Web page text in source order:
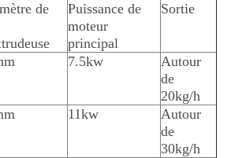
de
Puissance de
moteur
principal
Sortie
7.5kw
Autour
de
20kg/h
11kw
Autour
de
30kg/h